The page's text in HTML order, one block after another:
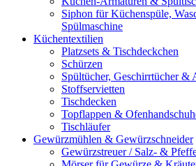
Siphon für Küchenspüle,
Spülmaschine
Küchentextilien
Platzsets & Tischdeckchen
Schürzen
Spültücher, Geschirrtücher &
Stoffservietten
Tischdecken
Topflappen &
Tischläufer
Gewürzmühlen & Gewürzschneider
Gewürzstreuer / Salz- &